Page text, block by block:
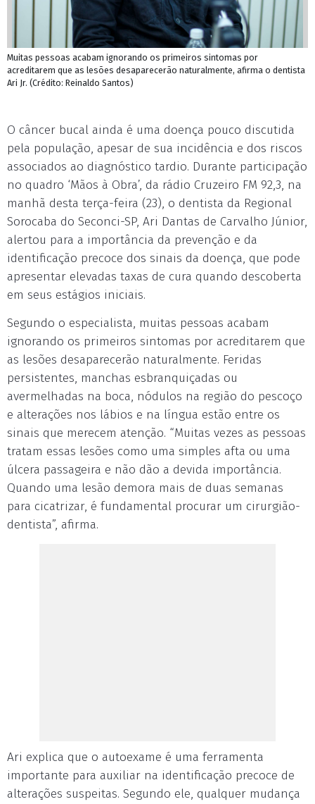
Muitas pessoas acabam ignorando os primeiros sintomas por
acreditarem que as lesões desaparecerão naturalmente, afirma o dentista
Ari Jr. (Crédito: Reinaldo Santos)
O câncer bucal ainda é uma doença pouco discutida
pela população, apesar de sua incidência e dos riscos
associados ao diagnóstico tardio. Durante participação
no quadro ‘Mãos à Obra’, da rádio Cruzeiro FM 92,3, na
manhã desta terça-feira (23), o dentista da Regional
Sorocaba do Seconci-SP, Ari Dantas de Carvalho Júnior,
alertou para a importância da prevenção e da
identificação precoce dos sinais da doença, que pode
apresentar elevadas taxas de cura quando descoberta
em seus estágios iniciais.
Segundo o especialista, muitas pessoas acabam
ignorando os primeiros sintomas por acreditarem que
as lesões desaparecerão naturalmente. Feridas
persistentes, manchas esbranquiçadas ou
avermelhadas na boca, nódulos na região do pescoço
e alterações nos lábios e na língua estão entre os
sinais que merecem atenção. “Muitas vezes as pessoas
tratam essas lesões como uma simples afta ou uma
úlcera passageira e não dão a devida importância.
Quando uma lesão demora mais de duas semanas
para cicatrizar, é fundamental procurar um cirurgião-
dentista”, afirma.
Ari explica que o autoexame é uma ferramenta
importante para auxiliar na identificação precoce de
alterações suspeitas. Segundo ele, qualquer mudança